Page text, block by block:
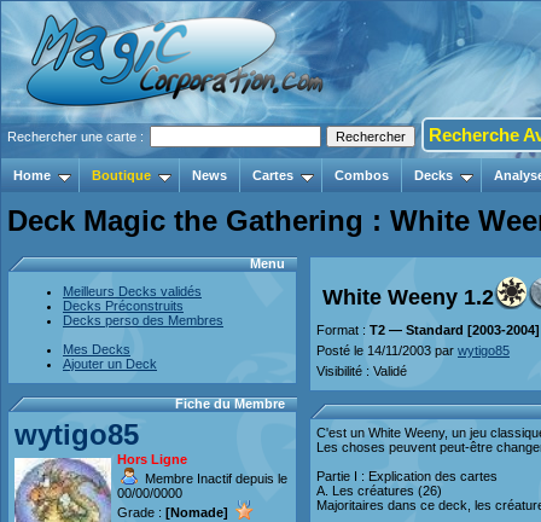
Rechercher une carte : Recherche
Home Boutique News Cartes Combos Decks
Deck Magic the Gathering : White
Menu
Meilleurs Decks validés
Decks Préconstruits
Decks perso des Membres
Mes Decks
Ajouter un Deck
Fiche du Membre
wytigo85
Hors Ligne
Membre Inactif depuis le
00/00/0000
Grade : [Nomade]
White Weeny 1.2
Format : T2 — Standard [2003-2004]
Posté le 14/11/2003 par wytigo85
Visibilité : Validé
C'est un White Weeny, un jeu
Les choses peuvent peut-être
Partie I : Explication des cartes
A. Les créatures (26)
Majoritaires dans ce deck, les